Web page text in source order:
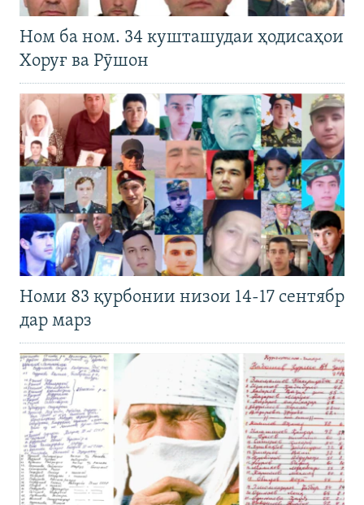
Ном ба ном. 34 кушташудаи ҳодисаҳои
Хоруғ ва Рӯшон
Номи 83 қурбонии низои 14-17 сентябр
дар марз